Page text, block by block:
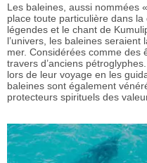
Les baleines, aussi nommées
place toute particulière dans
légendes et le chant de
l’univers, les baleines
mer. Considérées comme des
travers d’anciens
lors de leur voyage en les
baleines sont également
protecteurs spirituels des